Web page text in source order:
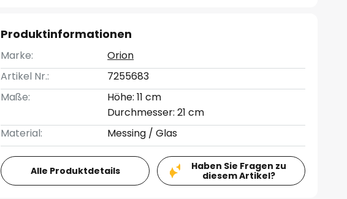
Produktinformationen
Marke:
Orion
Artikel Nr.:
7255683
Maße:
Höhe: 11 cm
Durchmesser: 21 cm
Material:
Messing / Glas
Alle Produktdetails
Haben Sie Fragen zu
diesem Artikel?